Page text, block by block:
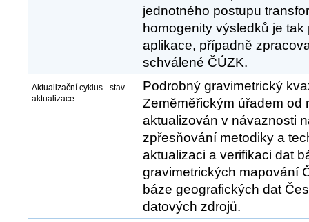
jednotného postupu
homogenity výsledků je
aplikace, případně
schválené ČÚZK.
Aktualizační cyklus - stav
aktualizace
Podrobný gravimetrický
Zeměměřickým úřadem od
aktualizován v návaznosti
zpřesňování metodiky a
aktualizaci a verifikaci dat
gravimetrických mapování
báze geografických dat
datových zdrojů.